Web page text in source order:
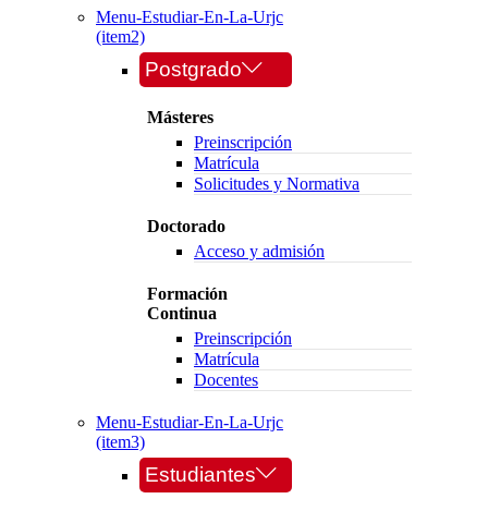
Menu-Estudiar-En-La-Urjc
(item2)
Postgrado
Másteres
Preinscripción
Matrícula
Solicitudes y Normativa
Doctorado
Acceso y admisión
Formación
Continua
Preinscripción
Matrícula
Docentes
Menu-Estudiar-En-La-Urjc
(item3)
Estudiantes